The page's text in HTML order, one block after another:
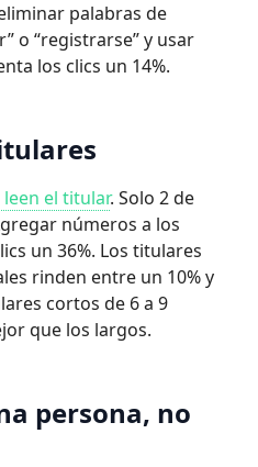
palabras de
o “registrarse” y usar
los clics un 14%.
el titular. Solo 2 de
números a los
un 36%. Los titulares
rinden entre un 10% y
cortos de 6 a 9
que los largos.
persona, no